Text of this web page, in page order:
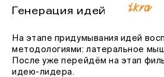
Генерация идей
На этапе придумывания идей
методологиями: латеральное
После уже перейдём на этап
идею-лидера.